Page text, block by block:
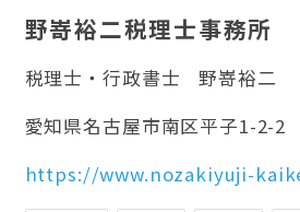
野嵜裕二税理士事務所
税理士・行政書士
野嵜裕二
愛知県名古屋市南区平子1-2-2
https://www.nozakiyuji-